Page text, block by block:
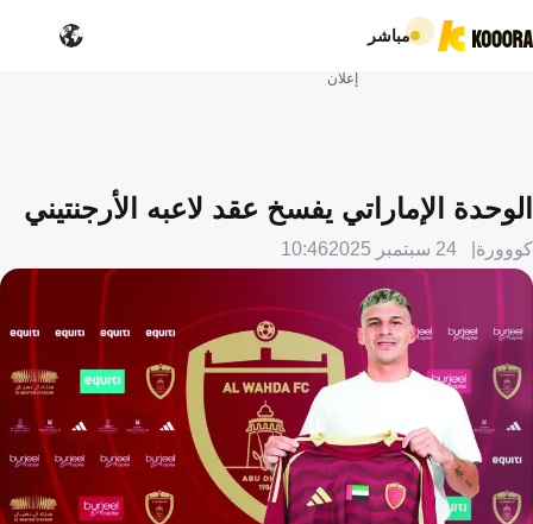
مباشر
إعلان
الوحدة الإماراتي يفسخ عقد لاعبه الأرجنتيني
كووورة 24 سبتمبر 2025 10:46